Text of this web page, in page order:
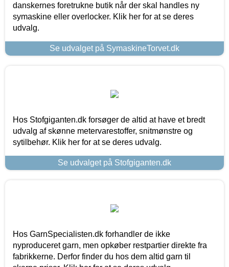
danskernes foretrukne butik når der skal handles ny
symaskine eller overlocker. Klik her for at se deres
udvalg.
Se udvalget på SymaskineTorvet.dk
Hos Stofgiganten.dk forsøger de altid at have et bredt
udvalg af skønne metervarestoffer, snitmønstre og
sytilbehør. Klik her for at se deres udvalg.
Se udvalget på Stofgiganten.dk
Hos GarnSpecialisten.dk forhandler de ikke
nyproduceret garn, men opkøber restpartier direkte fra
fabrikkerne. Derfor finder du hos dem altid garn til